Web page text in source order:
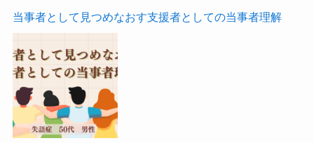
当事者として見つめなおす支援者としての当事者理解